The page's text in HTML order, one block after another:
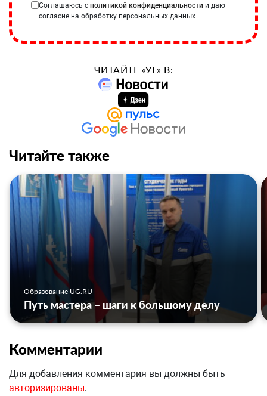
Соглашаюсь с политикой конфиденциальности и даю
согласие на обработку персональных данных
ЧИТАЙТЕ «УГ» В:
Читайте также
Образование UG.RU
Путь мастера – шаги к большому делу
Комментарии
Для добавления комментария вы должны быть
авторизированы.